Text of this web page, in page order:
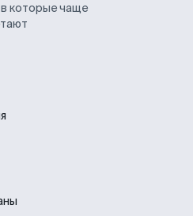
которые чаще